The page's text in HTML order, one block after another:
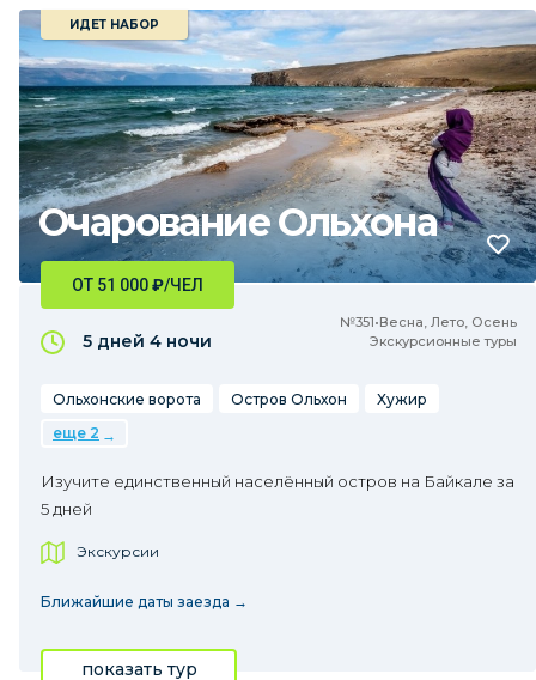
Очарование Ольхона
ИДЕТ НАБОР
№351•Весна, Лето, Осень
Экскурсионные туры
ОТ 51 000₽/ЧЕЛ
5 дней 4 ночи
Ольхонские ворота Остров Ольхон
Хужир
еще 2
Изучите единственный населённый остров на Байкале за
5 дней
Экскурсии
Ближайшие даты заезда →
показать тур